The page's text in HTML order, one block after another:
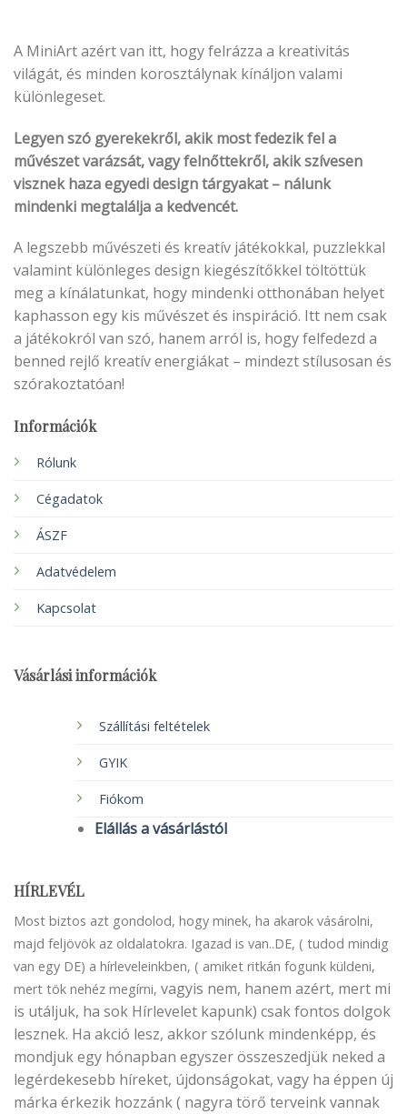
A MiniArt azért van itt, hogy felrázza a kreativitás
világát, és minden korosztálynak kínáljon valami
különlegeset.
Legyen szó gyerekekről, akik most fedezik fel a
művészet varázsát, vagy felnőttekről, akik szívesen
visznek haza egyedi design tárgyakat – nálunk
mindenki megtalálja a kedvencét.
A legszebb művészeti és kreatív játékokkal, puzzlekkal
valamint különleges design kiegészítőkkel töltöttük
meg a kínálatunkat, hogy mindenki otthonában helyet
kaphasson egy kis művészet és inspiráció. Itt nem csak
a játékokról van szó, hanem arról is, hogy felfedezd a
benned rejlő kreatív energiákat – mindezt stílusosan és
szórakoztatóan!
Információk
Rólunk
Cégadatok
ÁSZF
Adatvédelem
Kapcsolat
Vásárlási információk
Szállítási feltételek
GYIK
Fiókom
Elállás a vásárlástól
HÍRLEVÉL
Most biztos azt gondolod, hogy minek, ha akarok vásárolni,
majd feljövök az oldalatokra. Igazad is van..DE, ( tudod mindig
van egy DE) a hírleveleinkben, ( amiket ritkán fogunk küldeni,
mert tök nehéz megírni, vagyis nem, hanem azért, mert mi
is utáljuk, ha sok Hírlevelet kapunk) csak fontos dolgok
lesznek. Ha akció lesz, akkor szólunk mindenképp, és
mondjuk egy hónapban egyszer összeszedjük neked a
legérdekesebb híreket, újdonságokat, vagy ha éppen új
márka érkezik hozzánk ( nagyra törő terveink vannak